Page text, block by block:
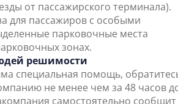
от пассажирского терминала).
для пассажиров с особыми
парковочные места
зонах.
решимости
специальная помощь,
не менее чем за 48 часов
самостоятельно сообщит